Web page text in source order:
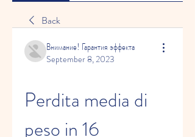
Back
Внимание! Гарантия эффекта
September 8, 2023
Perdita media di
peso in 16